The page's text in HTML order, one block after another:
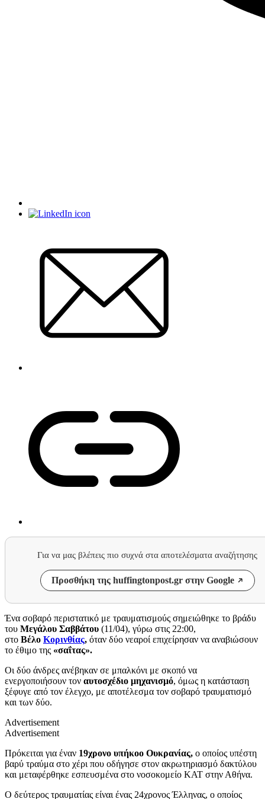
Για να μας βλέπεις πιο συχνά στα αποτελέσματα αναζήτησης
Προσθήκη της huffingtonpost.gr στην Google
Ένα σοβαρό περιστατικό με τραυματισμούς σημειώθηκε το βράδυ
του Μεγάλου Σαββάτου (11/04), γύρω στις 22:00,
στο Βέλο Κορινθίας, όταν δύο νεαροί επιχείρησαν να αναβιώσουν
το έθιμο της «σαΐτας».
Οι δύο άνδρες ανέβηκαν σε μπαλκόνι με σκοπό να
ενεργοποιήσουν τον αυτοσχέδιο μηχανισμό, όμως η κατάσταση
ξέφυγε από τον έλεγχο, με αποτέλεσμα τον σοβαρό τραυματισμό
και των δύο.
Advertisement
Advertisement
Πρόκειται για έναν 19χρονο υπήκοο Ουκρανίας, ο οποίος υπέστη
βαρύ τραύμα στο χέρι που οδήγησε στον ακρωτηριασμό δακτύλου
και μεταφέρθηκε εσπευσμένα στο νοσοκομείο ΚΑΤ στην Αθήνα.
Ο δεύτερος τραυματίας είναι ένας 24χρονος Έλληνας, ο οποίος